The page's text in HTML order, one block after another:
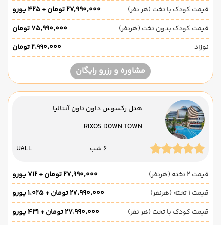
قیمت کودک با تخت (هر نفر)
۲۷٬۹۹۰٬۰۰۰ تومان + ۴۲۵ یورو
قیمت کودک بدون تخت (هرنفر)
۷۵٬۹۹۰٬۰۰۰ تومان
نوزاد
۲٬۹۹۰٬۰۰۰ تومان
مشاوره و رزرو رایگان
هتل رکسوس داون تاون آنتالیا
RIXOS DOWN TOWN
6 شب UALL
قیمت 2 تخته (هرنفر)
۲۷٬۹۹۰٬۰۰۰ تومان + ۷۱۲ یورو
قیمت 1 تخته (هرنفر)
۲۷٬۹۹۰٬۰۰۰ تومان + ۱٬۰۲۵ یورو
قیمت کودک با تخت (هر نفر)
۲۷٬۹۹۰٬۰۰۰ تومان + ۴۳۱ یورو